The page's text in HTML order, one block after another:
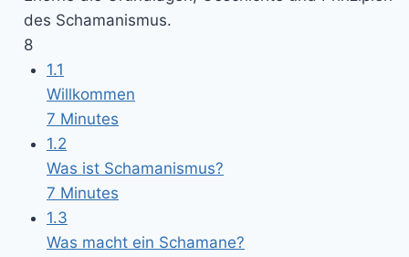
des Schamanismus.
8
1.1
Willkommen
7 Minutes
1.2
Was ist Schamanismus?
7 Minutes
1.3
Was macht ein Schamane?